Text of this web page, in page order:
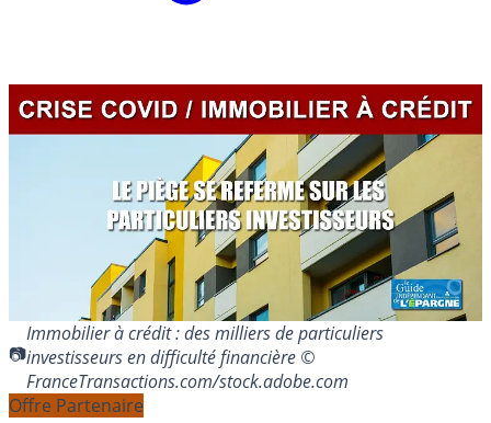
Immobilier à crédit : des milliers de particuliers
investisseurs en difficulté financière ©
FranceTransactions.com/stock.adobe.com
Offre Partenaire